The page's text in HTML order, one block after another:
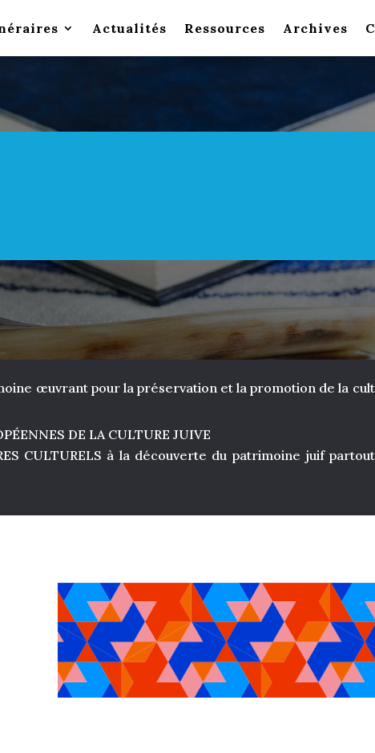
Actualités Ressources Archives
œuvrant pour la préservation et la promotion de la
DE LA CULTURE JUIVE
CULTURELS à la découverte du patrimoine juif